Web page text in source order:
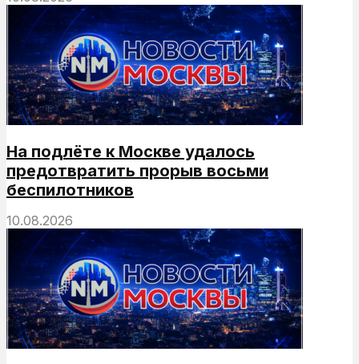
На подлёте к Москве удалось
предотвратить прорыв восьми
беспилотников
10.08.2026